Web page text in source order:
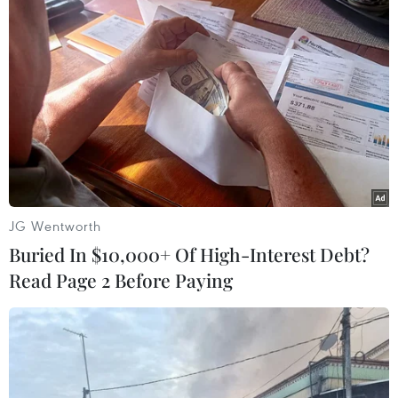
Hệ quả khác nữa từ khói thuốc là sự mất cân
bằng giữa chất oxy hóa và chất chống oxy hóa có
lợi dẫn đến thiệt hại trực tiếp tới lipid, protein,
axit nucleic và các thành phần của chất nền
phổi, điều này biểu hiện qua sự suy giảm chức
năng cơ xương, tăng tiết chất nhầy...
Dễ hút khó bỏ - câu chuyện không của riêng
ai
Theo Trung tâm Kiểm soát Bệnh tật Hoa Kỳ
(CDC), các yếu tố tâm lý xã hội, sinh học và di
truyền cũng có thể đóng một vai trò trong việc
nghiện thuốc lá. Sẽ là thiếu sót nếu không nhắc
tới chứng nghiện hành vi - tập hợp các hành
JG Wentworth
Buried In $10,000+ Of High-Interest Debt?
Read Page 2 Before Paying